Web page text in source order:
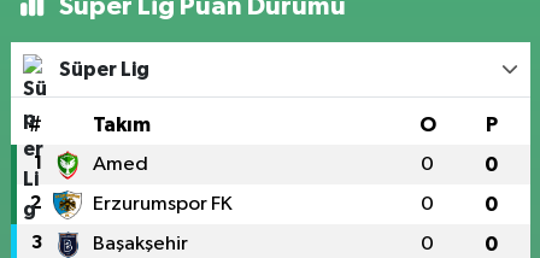
Süper Lig Puan Durumu
Süper Lig
# Takım O P
1 Amed 0 0
2 Erzurumspor FK 0 0
3 Başakşehir 0 0